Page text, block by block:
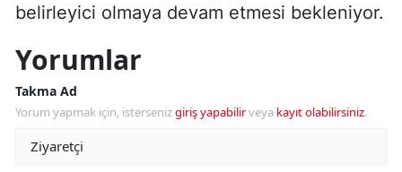
belirleyici olmaya devam etmesi bekleniyor.
Yorumlar
Takma Ad
Yorum yapmak için, istersenizgiriş yapabilirveya kayıt olabilirsiniz.